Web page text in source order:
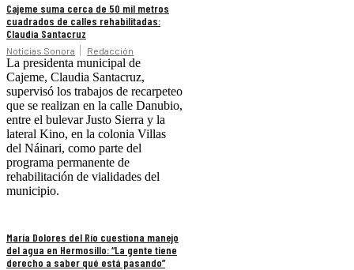
Cajeme suma cerca de 50 mil metros
cuadrados de calles rehabilitadas:
Claudia Santacruz
Noticias Sonora Redacción
La presidenta municipal de
Cajeme, Claudia Santacruz,
supervisó los trabajos de recarpeteo
que se realizan en la calle Danubio,
entre el bulevar Justo Sierra y la
lateral Kino, en la colonia Villas
del Náinari, como parte del
programa permanente de
rehabilitación de vialidades del
municipio.
María Dolores del Río cuestiona manejo
del agua en Hermosillo: “La gente tiene
derecho a saber qué está pasando”